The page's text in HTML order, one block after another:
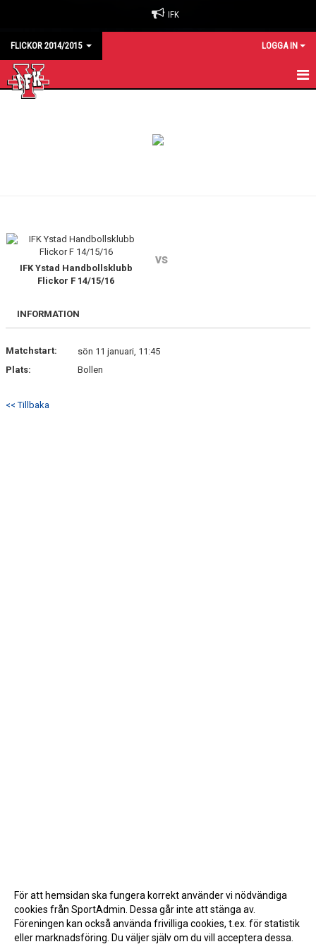
IFK
FLICKOR 2014/2015 LOGGA IN
IFK Ystad Handbollsklubb
Flickor F 14/15/16
vs
INFORMATION
Matchstart:
sön 11 januari, 11:45
Plats:
Bollen
<< Tillbaka
För att hemsidan ska fungera korrekt använder vi nödvändiga
cookies från SportAdmin. Dessa går inte att stänga av.
Föreningen kan också använda frivilliga cookies, t.ex. för statistik
eller marknadsföring. Du väljer själv om du vill acceptera dessa.